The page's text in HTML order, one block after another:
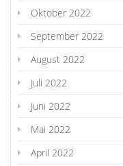
Oktober 2022
September 2022
August 2022
Juli 2022
Juni 2022
Mai 2022
April 2022